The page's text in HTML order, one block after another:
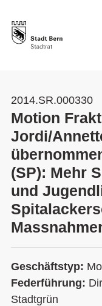
2014.SR.000330
Motion
Jordi/
(SP): Mehr
und
Geschäftstyp:
Federführung:
Stadtgrün